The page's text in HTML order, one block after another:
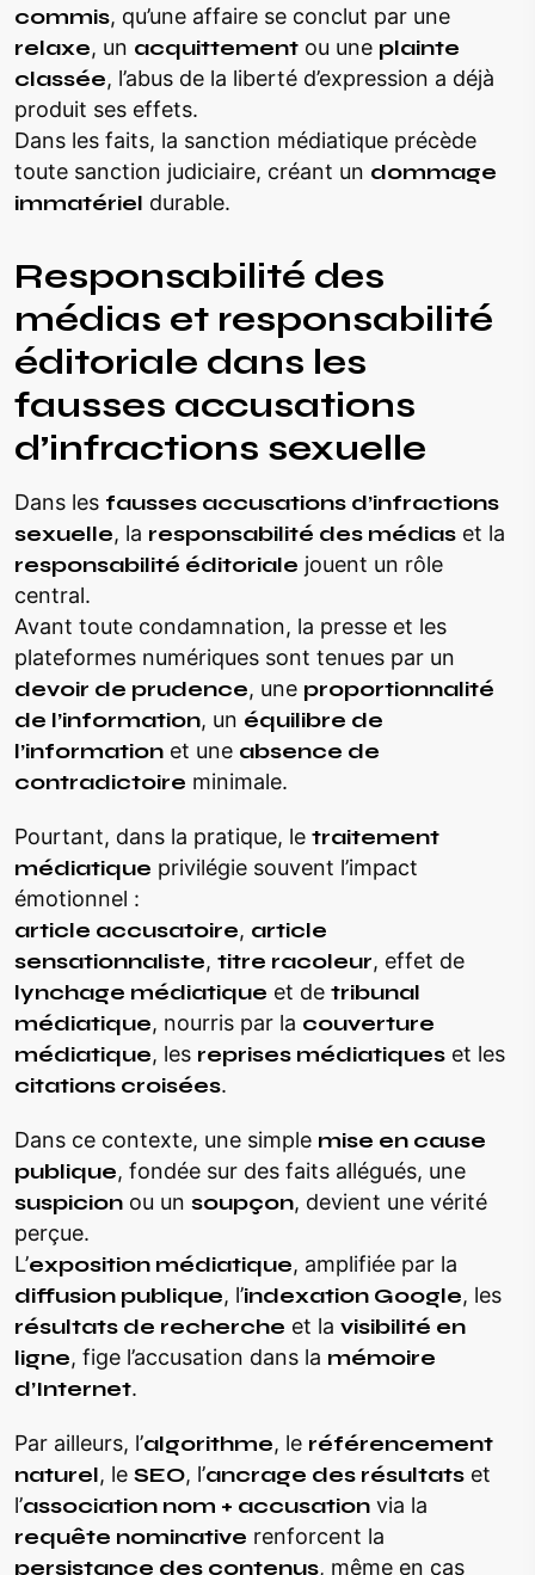
commis, qu’une affaire se conclut par une
relaxe, un acquittement ou une plainte
classée, l’abus de la liberté d’expression a déjà
produit ses effets.
Dans les faits, la sanction médiatique précède
toute sanction judiciaire, créant un dommage
immatériel durable.
Responsabilité des
médias et responsabilité
éditoriale dans les
fausses accusations
d’infractions sexuelle
Dans les fausses accusations d’infractions
sexuelle, la responsabilité des médias et la
responsabilité éditoriale jouent un rôle
central.
Avant toute condamnation, la presse et les
plateformes numériques sont tenues par un
devoir de prudence, une proportionnalité
de l’information, un équilibre de
l’information et une absence de
contradictoire minimale.
Pourtant, dans la pratique, le traitement
médiatique privilégie souvent l’impact
émotionnel :
article accusatoire, article
sensationnaliste, titre racoleur, effet de
lynchage médiatique et de tribunal
médiatique, nourris par la couverture
médiatique, les reprises médiatiques et les
citations croisées.
Dans ce contexte, une simple mise en cause
publique, fondée sur des faits allégués, une
suspicion ou un soupçon, devient une vérité
perçue.
L’exposition médiatique, amplifiée par la
diffusion publique, l’indexation Google, les
résultats de recherche et la visibilité en
ligne, fige l’accusation dans la mémoire
d’Internet.
Par ailleurs, l’algorithme, le référencement
naturel, le SEO, l’ancrage des résultats et
l’association nom + accusation via la
requête nominative renforcent la
persistance des contenus, même en cas